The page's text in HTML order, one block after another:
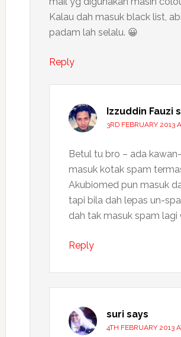
Kalau dah masuk black list,
padam lah selalu. 😀
Reply
Izzuddin Fauzi
3RD FEBRUARY 2013
Betul tu bro – ada
masuk kotak spam
Akubiomed pun masuk
tapi bila dah lepas un-
dah tak masuk spam lagi
Reply
suri says
4TH FEBRUARY 2013